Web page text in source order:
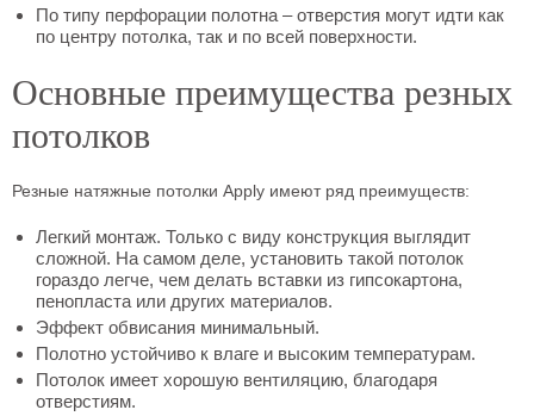
По типу перфорации полотна – отверстия могут идти как
по центру потолка, так и по всей поверхности.
Основные преимущества резных
потолков
Резные натяжные потолки Apply имеют ряд преимуществ:
Легкий монтаж. Только с виду конструкция выглядит
сложной. На самом деле, установить такой потолок
гораздо легче, чем делать вставки из гипсокартона,
пенопласта или других материалов.
Эффект обвисания минимальный.
Полотно устойчиво к влаге и высоким температурам.
Потолок имеет хорошую вентиляцию, благодаря
отверстиям.